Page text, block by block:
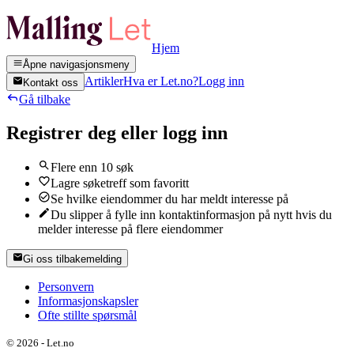
Hjem
Åpne navigasjonsmeny
Kontakt oss
ArtiklerHva er Let.no?Logg inn
Gå tilbake
Registrer deg eller logg inn
Flere enn 10 søk
Lagre søketreff som favoritt
Se hvilke eiendommer du har meldt interesse på
Du slipper å fylle inn kontaktinformasjon på nytt hvis du
melder interesse på flere eiendommer
Gi oss tilbakemelding
Personvern
Informasjonskapsler
Ofte stillte spørsmål
© 2026 - Let.no